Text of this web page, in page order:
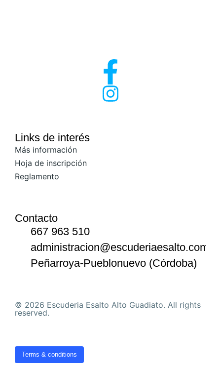
Links de interés
Más información
Hoja de inscripción
Reglamento
Contacto
667 963 510
administracion@escuderiaesalto.com
Peñarroya-Pueblonuevo (Córdoba)
© 2026 Escuderia Esalto Alto Guadiato. All rights
reserved.
Terms & conditions